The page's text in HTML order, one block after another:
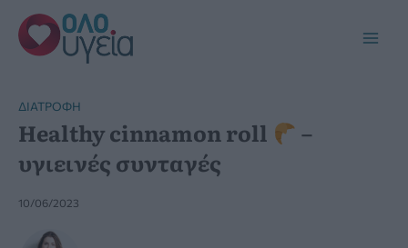
Μετάβαση
στο
περιεχόμενο
ΔΙΑΤΡΟΦΉ
Healthy cinnamon roll
–
υγιεινές συνταγές
10/06/2023